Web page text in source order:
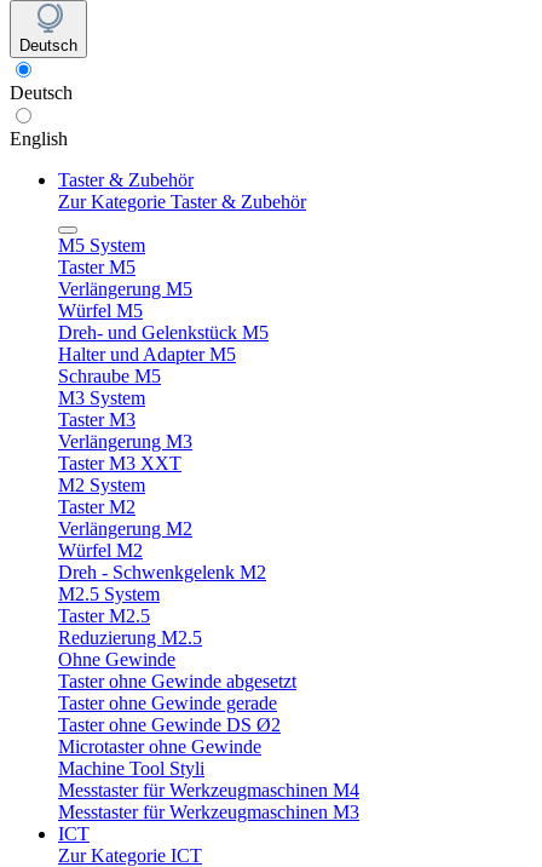
Deutsch
Deutsch
English
Taster & Zubehör
Zur Kategorie Taster & Zubehör
M5 System
Taster M5
Verlängerung M5
Würfel M5
Dreh- und Gelenkstück M5
Halter und Adapter M5
Schraube M5
M3 System
Taster M3
Verlängerung M3
Taster M3 XXT
M2 System
Taster M2
Verlängerung M2
Würfel M2
Dreh - Schwenkgelenk M2
M2.5 System
Taster M2.5
Reduzierung M2.5
Ohne Gewinde
Taster ohne Gewinde abgesetzt
Taster ohne Gewinde gerade
Taster ohne Gewinde DS Ø2
Microtaster ohne Gewinde
Machine Tool Styli
Messtaster für Werkzeugmaschinen M4
Messtaster für Werkzeugmaschinen M3
ICT
Zur Kategorie ICT